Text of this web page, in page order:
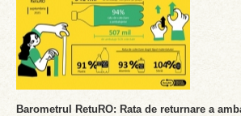
Barometrul RetuRO: Rata de returnare a